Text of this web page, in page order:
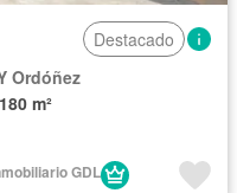
Destacado
Ordóñez
180 m²
GDL